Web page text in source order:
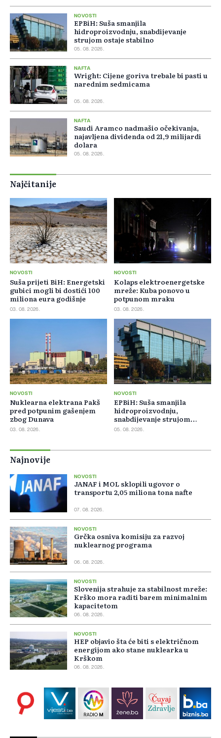
NOVOSTI
EPBiH: Suša smanjila
hidroproizvodnju, snabdijevanje
strujom ostaje stabilno
05. 08. 2026.
NAFTA
Wright: Cijene goriva trebale bi pasti u
narednim sedmicama
05. 08. 2026.
NAFTA
Saudi Aramco nadmašio očekivanja,
najavljena dividenda od 21,9 milijardi
dolara
05. 08. 2026.
Najčitanije
NOVOSTI
Suša prijeti BiH: Energetski
gubici mogli bi dostići 100
miliona eura godišnje
03. 08. 2026.
NOVOSTI
Kolaps elektroenergetske
mreže: Kuba ponovo u
potpunom mraku
03. 08. 2026.
NOVOSTI
Nuklearna elektrana Pakš
pred potpunim gašenjem
zbog Dunava
03. 08. 2026.
NOVOSTI
EPBiH: Suša smanjila
hidroproizvodnju,
snabdijevanje strujom
ostaje stabilno
05. 08. 2026.
Najnovije
NOVOSTI
JANAF i MOL sklopili ugovor o
transportu 2,05 miliona tona nafte
07. 08. 2026.
NOVOSTI
Grčka osniva komisiju za razvoj
nuklearnog programa
06. 08. 2026.
NOVOSTI
Slovenija strahuje za stabilnost mreže:
Krško mora raditi barem minimalnim
kapacitetom
06. 08. 2026.
NOVOSTI
HEP objavio šta će biti s električnom
energijom ako stane nuklearka u
Krškom
06. 08. 2026.